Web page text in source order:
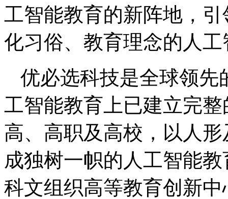
工智能教育的新阵地，
化习俗、教育理念的人
优必选科技是全球领先
工智能教育上已建立完
高、高职及高校，以人
成独树一帜的人工智能
科文组织高等教育创新